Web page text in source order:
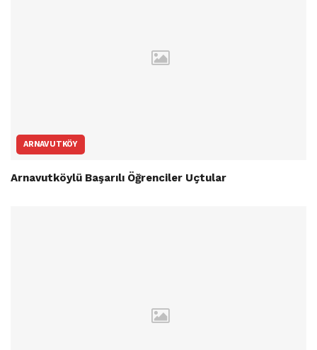
ARNAVUTKÖY
Arnavutköylü Başarılı Öğrenciler Uçtular